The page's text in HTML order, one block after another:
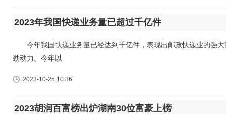
2023年我国快递业务量已超过千亿件
今年我国快递业务量已经达到千亿件，表现出邮政快递业的强大
劲动力。今年以
2023-10-25 10:36
2023胡润百富榜出炉湖南30位富豪上榜